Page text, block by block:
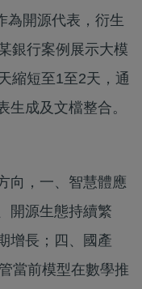
為開源代表，衍生
銀行案例展示大模
縮短至1至2天，通
生成及文檔整合。
向，一、智慧體應
開源生態持續繁
增長；四、國產
當前模型在數學推